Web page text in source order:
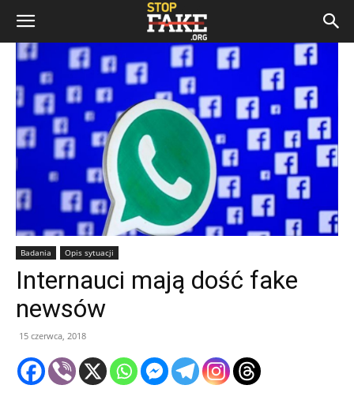
Badania Opis sytuacji
Internauci mają dość fake
newsów
15 czerwca, 2018